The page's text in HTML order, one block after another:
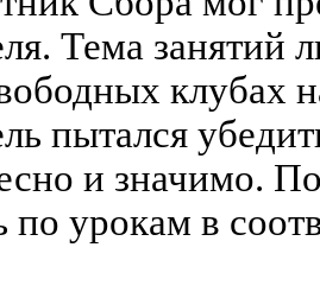
Тема занятий
клубах
пытался
и значимо.
по урокам в